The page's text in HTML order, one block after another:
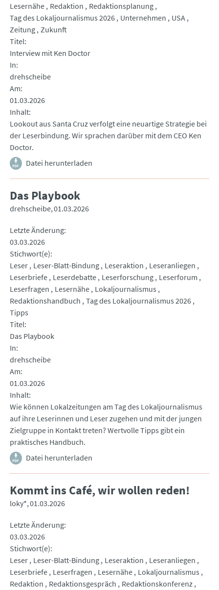
Lesernähe Redaktion
Redaktionsplanung
Tag des Lokaljournalismus 2026 Unternehmen
USA
Zeitung Zukunft
Titel
Interview mit Ken Doctor
In
drehscheibe
Am
01.03.2026
Inhalt
Lookout aus Santa Cruz verfolgt eine neuartige Strategie bei
der Leserbindung. Wir sprachen darüber mit dem CEO Ken
Doctor.
Datei herunterladen
Das Playbook
drehscheibe 01.03.2026
Letzte Änderung
03.03.2026
Stichwort(e)
Leser Leser-Blatt-Bindung Leseraktion
Leseranliegen
Leserbriefe Leserdebatte Leserforschung Leserforum
Leserfragen
Lesernähe Lokaljournalismus
Redaktionshandbuch Tag des Lokaljournalismus 2026
Tipps
Titel
Das Playbook
In
drehscheibe
Am
01.03.2026
Inhalt
Wie können Lokalzeitungen am Tag des Lokaljournalismus
auf ihre Leserinnen und Leser zugehen und mit der jungen
Zielgruppe in Kontakt treten? Wertvolle Tipps gibt ein
praktisches Handbuch.
Datei herunterladen
Kommt ins Café, wir wollen reden!
loky* 01.03.2026
Letzte Änderung
03.03.2026
Stichwort(e)
Leser Leser-Blatt-Bindung Leseraktion
Leseranliegen
Leserbriefe Leserfragen Lesernähe Lokaljournalismus
Redaktion
Redaktionsgespräch
Redaktionskonferenz